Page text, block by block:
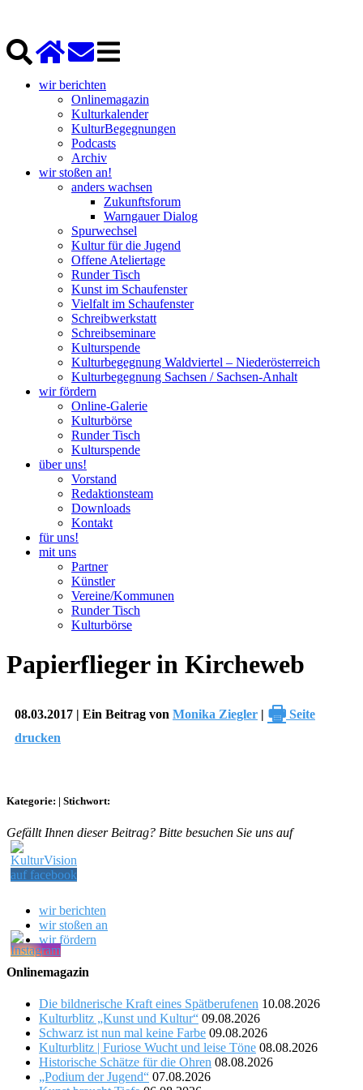
wir berichten
Onlinemagazin
Kulturkalender
KulturBegegnungen
Podcasts
Archiv
wir stoßen an!
anders wachsen
Zukunftsforum
Warngauer Dialog
Spurwechsel
Kultur für die Jugend
Offene Ateliertage
Runder Tisch
Kunst im Schaufenster
Vielfalt im Schaufenster
Schreibwerkstatt
Schreibseminare
Kulturspende
Kulturbegegnung Waldviertel – Niederösterreich
Kulturbegegnung Sachsen / Sachsen-Anhalt
wir fördern
Online-Galerie
Kulturbörse
Runder Tisch
Kulturspende
über uns!
Vorstand
Redaktionsteam
Downloads
Kontakt
für uns!
mit uns
Partner
Künstler
Vereine/Kommunen
Runder Tisch
Kulturbörse
Papierflieger in Kircheweb
08.03.2017 | Ein Beitrag von Monika Ziegler | 🖶 Seite
drucken
Kategorie: | Stichwort:
Gefällt Ihnen dieser Beitrag? Bitte besuchen Sie uns auf
wir berichten
wir stoßen an
wir fördern
Onlinemagazin
Die bildnerische Kraft eines Spätberufenen 10.08.2026
Kulturblitz „Kunst und Kultur“ 09.08.2026
Schwarz ist nun mal keine Farbe 09.08.2026
Kulturblitz | Furiose Wucht und leise Töne 08.08.2026
Historische Schätze für die Ohren 08.08.2026
„Podium der Jugend“ 07.08.2026